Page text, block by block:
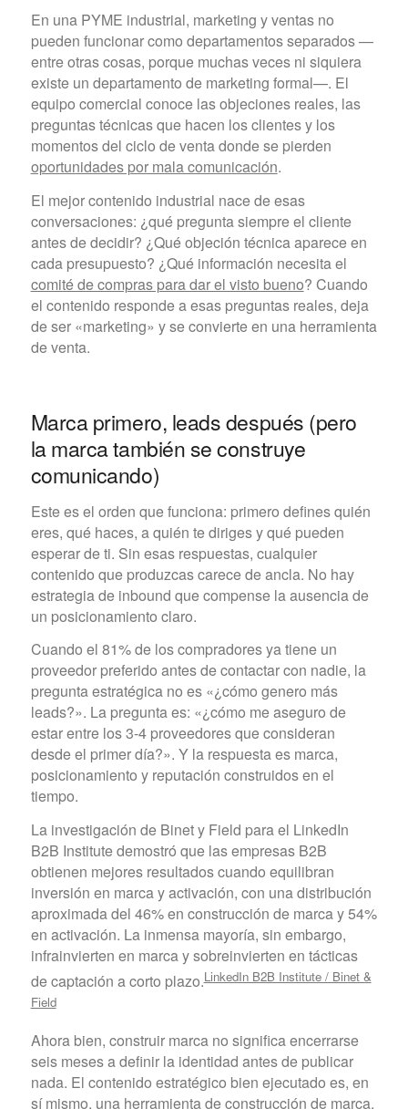
En una PYME industrial, marketing y ventas no
pueden funcionar como departamentos separados —
entre otras cosas, porque muchas veces ni siquiera
existe un departamento de marketing formal—. El
equipo comercial conoce las objeciones reales, las
preguntas técnicas que hacen los clientes y los
momentos del ciclo de venta donde se pierden
oportunidades por mala comunicación.
El mejor contenido industrial nace de esas
conversaciones: ¿qué pregunta siempre el cliente
antes de decidir? ¿Qué objeción técnica aparece en
cada presupuesto? ¿Qué información necesita el
comité de compras para dar el visto bueno? Cuando
el contenido responde a esas preguntas reales, deja
de ser «marketing» y se convierte en una herramienta
de venta.
Marca primero, leads después (pero
la marca también se construye
comunicando)
Este es el orden que funciona: primero defines quién
eres, qué haces, a quién te diriges y qué pueden
esperar de ti. Sin esas respuestas, cualquier
contenido que produzcas carece de ancla. No hay
estrategia de inbound que compense la ausencia de
un posicionamiento claro.
Cuando el 81% de los compradores ya tiene un
proveedor preferido antes de contactar con nadie, la
pregunta estratégica no es «¿cómo genero más
leads?». La pregunta es: «¿cómo me aseguro de
estar entre los 3-4 proveedores que consideran
desde el primer día?». Y la respuesta es marca,
posicionamiento y reputación construidos en el
tiempo.
La investigación de Binet y Field para el LinkedIn
B2B Institute demostró que las empresas B2B
obtienen mejores resultados cuando equilibran
inversión en marca y activación, con una distribución
aproximada del 46% en construcción de marca y 54%
en activación. La inmensa mayoría, sin embargo,
infrainvierten en marca y sobreinvierten en tácticas
de captación a corto plazo.LinkedIn B2B Institute / Binet &
Field
Ahora bien, construir marca no significa encerrarse
seis meses a definir la identidad antes de publicar
nada. El contenido estratégico bien ejecutado es, en
sí mismo, una herramienta de construcción de marca.